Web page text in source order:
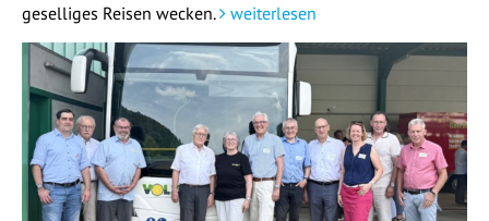
geselliges Reisen wecken.
weiterlesen